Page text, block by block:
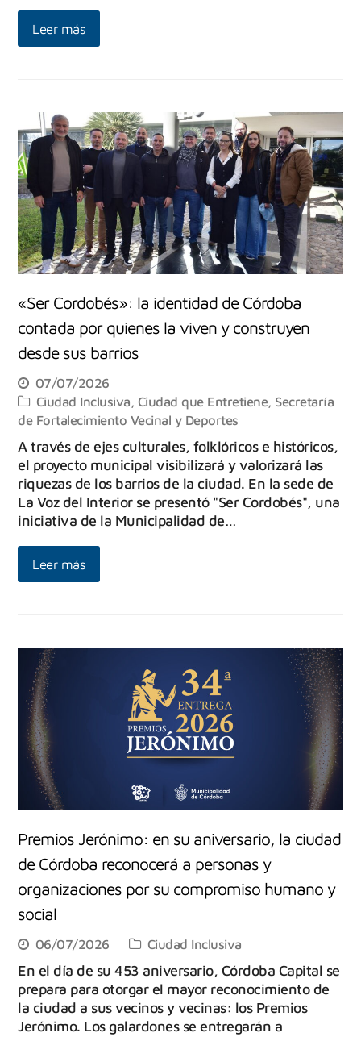
Leer más
«Ser Cordobés»: la identidad de Córdoba
contada por quienes la viven y construyen
desde sus barrios
07/07/2026
Ciudad Inclusiva, Ciudad que Entretiene, Secretaría
de Fortalecimiento Vecinal y Deportes
A través de ejes culturales, folklóricos e históricos,
el proyecto municipal visibilizará y valorizará las
riquezas de los barrios de la ciudad. En la sede de
La Voz del Interior se presentó "Ser Cordobés", una
iniciativa de la Municipalidad de…
Leer más
Premios Jerónimo: en su aniversario, la ciudad
de Córdoba reconocerá a personas y
organizaciones por su compromiso humano y
social
06/07/2026 Ciudad Inclusiva
En el día de su 453 aniversario, Córdoba Capital se
prepara para otorgar el mayor reconocimiento de
la ciudad a sus vecinos y vecinas: los Premios
Jerónimo. Los galardones se entregarán a